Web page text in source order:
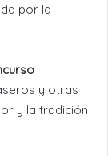
por la
y otras
y la tradición